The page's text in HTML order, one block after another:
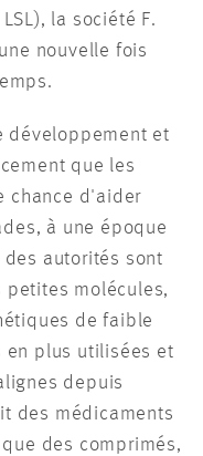
la société F.
nouvelle fois
développement et
que les
chance d'aider
à une époque
autorités sont
petites molécules,
de faible
en plus utilisées et
depuis
des médicaments
des comprimés,